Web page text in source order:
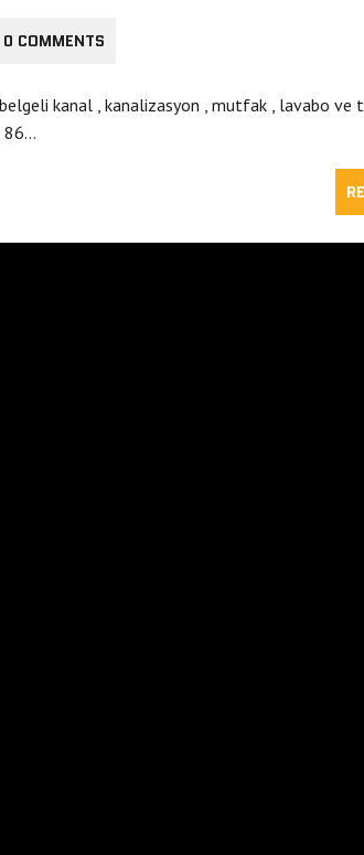
0 COMMENTS
kanal , kanalizasyon , mutfak , lavabo ve
86…